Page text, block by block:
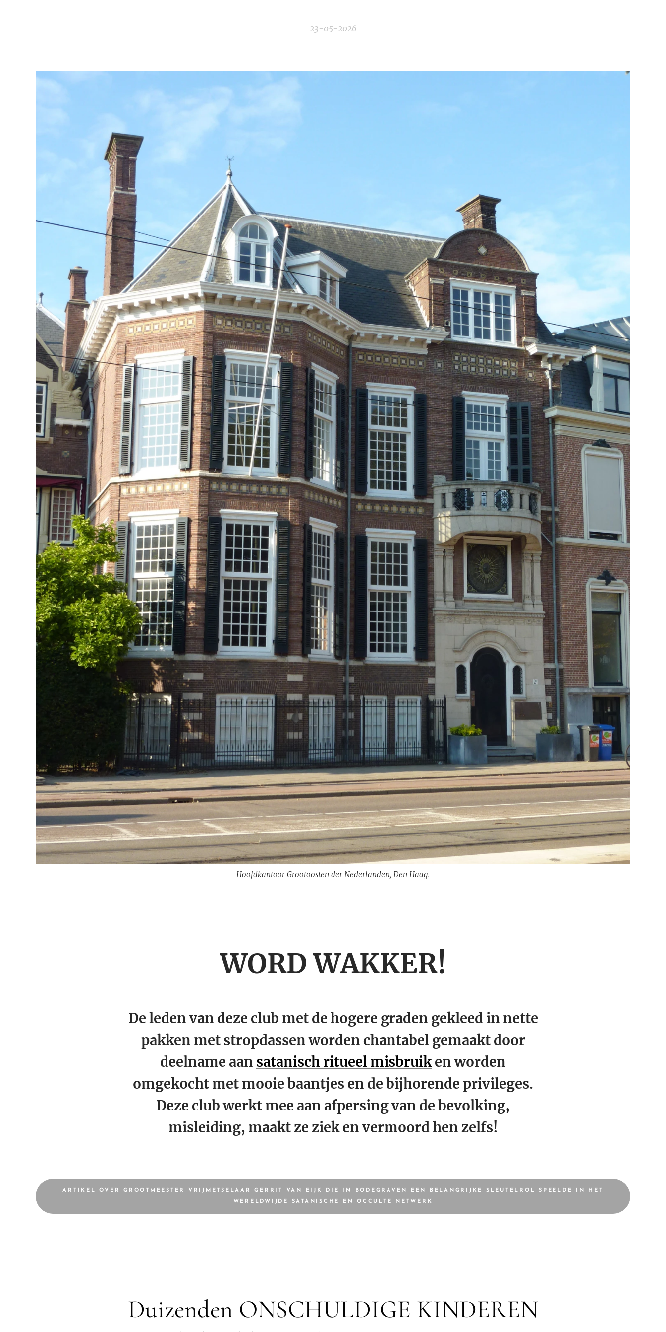
23-05-2026
Hoofdkantoor Grootoosten der Nederlanden, Den Haag.
WORD WAKKER!
De leden van deze club met de hogere graden gekleed in nette
pakken met stropdassen worden chantabel gemaakt door
deelname aan satanisch ritueel misbruiken worden
omgekocht met mooie baantjes en de bijhorende privileges.
Deze club werkt mee aan afpersing van de bevolking,
misleiding, maakt ze ziek en vermoord hen zelfs!
ARTIKEL OVER GROOTMEESTER VRIJMETSELAAR GERRIT VAN EIJK DIE IN BODEGRAVEN EEN BELANGRIJKE SLEUTELROL SPEELDE IN HET
WERELDWIJDE SATANISCHE EN OCCULTE NETWERK
Duizenden ONSCHULDIGE KINDEREN